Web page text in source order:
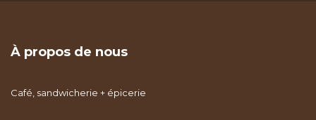
À propos de nous
Café, sandwicherie + épicerie